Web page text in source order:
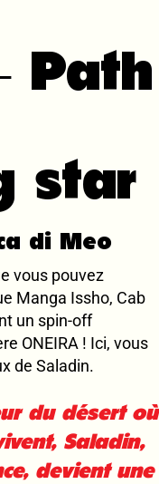
Path
star
di Meo
vous pouvez
Manga Issho, Cab
un spin-off
ONEIRA ! Ici, vous
de Saladin.
du désert où
Saladin,
devient une